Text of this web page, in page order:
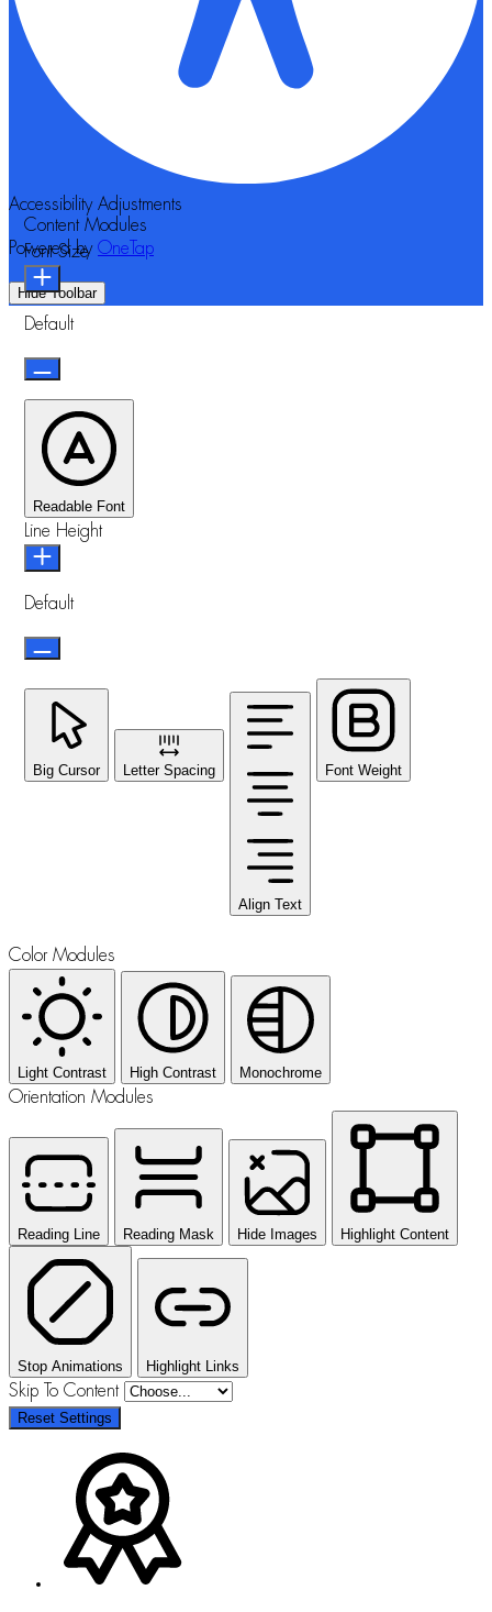
Accessibility Adjustments
Powered by OneTap
Hide Toolbar
Content Modules
Font Size
Default
Readable Font
Line Height
Default
Big Cursor Letter Spacing
Align Text
Font Weight
Color Modules
Light Contrast High Contrast Monochrome
Orientation Modules
Reading Line Reading Mask Hide Images Highlight Content
Stop Animations Highlight Links
Skip To Content
Reset Settings